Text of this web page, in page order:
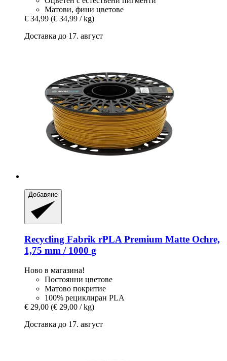
Матови, фини цветове
€ 34,99 (€ 34,99 / kg)
Доставка до 17. август
Добавяне
Recycling Fabrik rPLA Premium Matte Ochre,
1,75 mm / 1000 g
Ново в магазина!
Постоянни цветове
Матово покритие
100% рециклиран PLA
€ 29,00 (€ 29,00 / kg)
Доставка до 17. август